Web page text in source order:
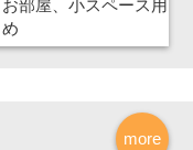
部屋、小スペース用
more